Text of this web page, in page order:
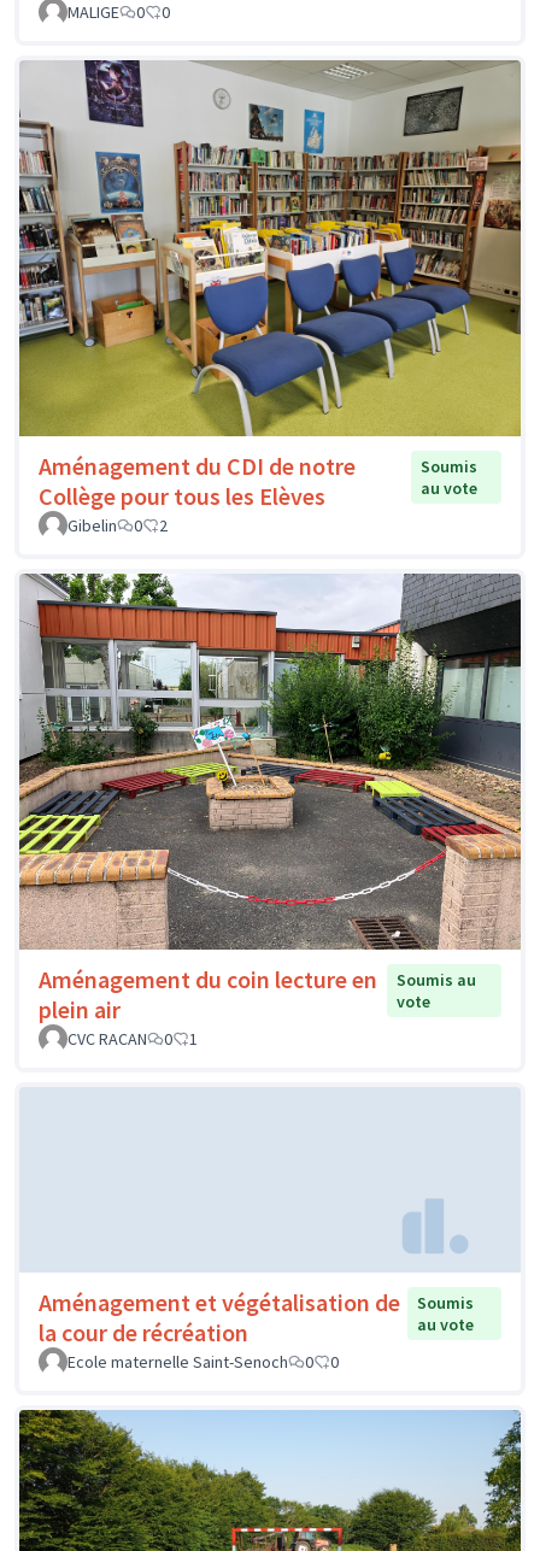
MALIGE 0 0
Aménagement du CDI de notre
Collège pour tous les Elèves
Soumis
au vote
Gibelin
0 2
Aménagement du coin lecture en
plein air
Soumis au
vote
CVC RACAN
0 1
Aménagement et végétalisation de
la cour de récréation
Soumis
au vote
Ecole maternelle Saint-Senoch
0 0